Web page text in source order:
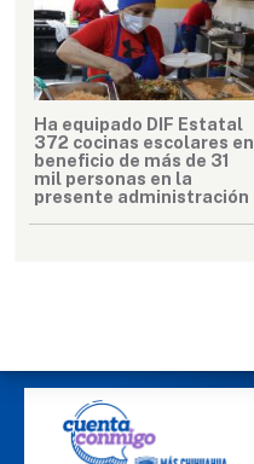
Ha equipado DIF Estatal
372 cocinas escolares en
beneficio de más de 31
mil personas en la
presente administración